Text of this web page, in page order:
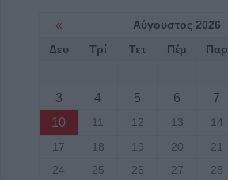
« Αύγουστος 2026
Δευ Τρί Τετ Πέμ Παρ
3
4 5 6 7
10
11 12 13 14
17
18 19 20 21
24
25 26 27 28